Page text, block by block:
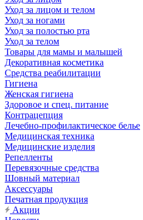
Уход за лицом и телом
Уход за ногами
Уход за полостью рта
Уход за телом
Товары для мамы и малышей
Декоративная косметика
Средства реабилитации
Гигиена
Женская гигиена
Здоровое и спец. питание
Контрацепция
Лечебно-профилактическое белье
Медицинская техника
Медицинские изделия
Репелленты
Перевязочные средства
Шовный материал
Аксессуары
Печатная продукция
Акции